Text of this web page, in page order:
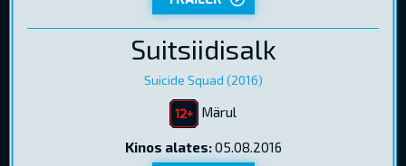
Suitsiidisalk
Suicide Squad (2016)
Märul
Kinos alates:05.08.2016